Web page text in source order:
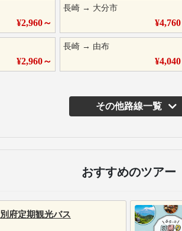
¥2,960～
長崎 → 大分市
¥4,760
¥2,960～
長崎 → 由布
¥4,040
その他路線一覧
おすすめのツアー
別府定期観光バス